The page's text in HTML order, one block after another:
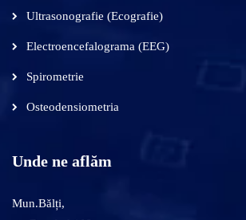
Ultrasonografie (Ecografie)
Electroencefalograma (EEG)
Spirometrie
Osteodensiometria
Unde ne aflăm
Mun.Bălți,